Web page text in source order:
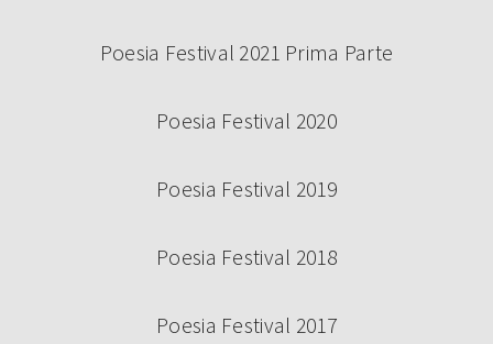
Poesia Festival 2021 Prima Parte
Poesia Festival 2020
Poesia Festival 2019
Poesia Festival 2018
Poesia Festival 2017